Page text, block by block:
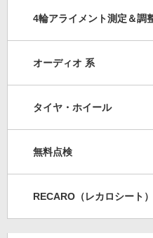
4輪アライメント測定＆調
オーディオ 系
タイヤ・ホイール
無料点検
RECARO（レカロシート）